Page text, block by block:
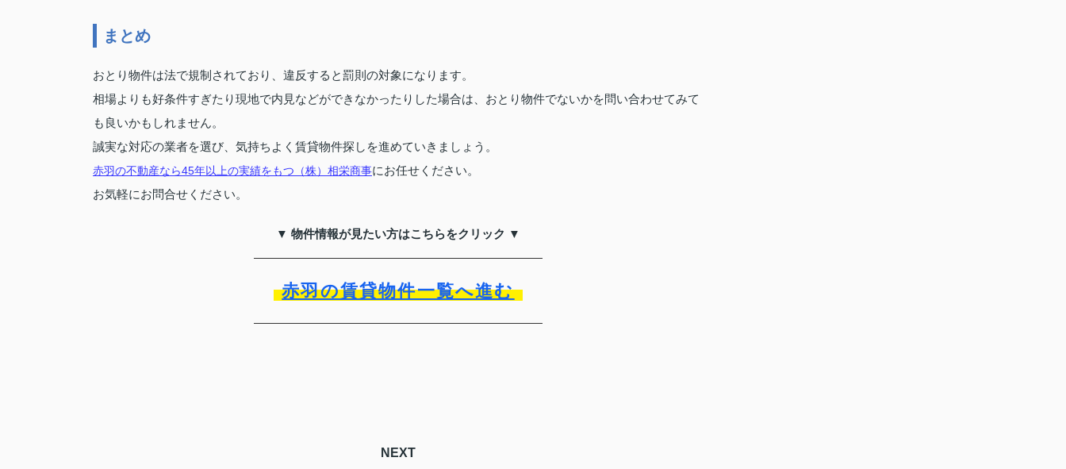
まとめ
おとり物件は法で規制されており、違反すると罰則の対象になります。
相場よりも好条件すぎたり現地で内見などができなかったりした場合は、おとり物件でないかを問い合わせてみて
も良いかもしれません。
誠実な対応の業者を選び、気持ちよく賃貸物件探しを進めていきましょう。
赤羽の不動産なら45年以上の実績をもつ（株）相栄商事にお任せください。
お気軽にお問合せください。
▼ 物件情報が見たい方はこちらをクリック ▼
赤羽の賃貸物件一覧へ進む
NEXT